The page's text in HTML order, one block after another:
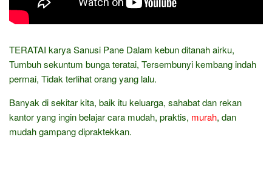
TERATAI karya Sanusi Pane Dalam kebun ditanah airku,
Tumbuh sekuntum bunga teratai, Tersembunyi kembang indah
permai, Tidak terlihat orang yang lalu.
Banyak di sekitar kita, baik itu keluarga, sahabat dan rekan
kantor yang ingin belajar cara mudah, praktis, murah, dan
mudah gampang dipraktekkan.